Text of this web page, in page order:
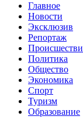
Главное
Новости
Эксклюзив
Репортаж
Политика
Общество
Экономика
Спорт
Туризм
Образование